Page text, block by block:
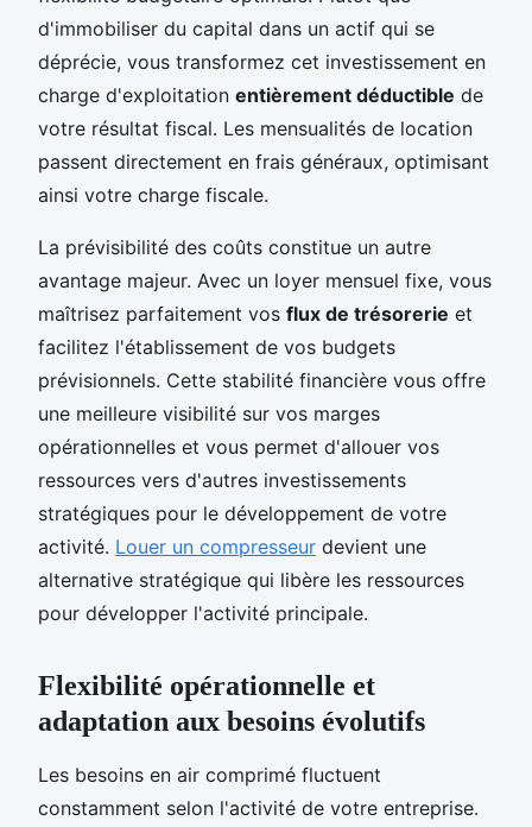
d'immobiliser du capital dans un actif qui se
déprécie, vous transformez cet investissement en
charge d'exploitation entièrement déductible de
votre résultat fiscal. Les mensualités de location
passent directement en frais généraux, optimisant
ainsi votre charge fiscale.
La prévisibilité des coûts constitue un autre
avantage majeur. Avec un loyer mensuel fixe, vous
maîtrisez parfaitement vos flux de trésorerie et
facilitez l'établissement de vos budgets
prévisionnels. Cette stabilité financière vous offre
une meilleure visibilité sur vos marges
opérationnelles et vous permet d'allouer vos
ressources vers d'autres investissements
stratégiques pour le développement de votre
activité. Louer un compresseur devient une
alternative stratégique qui libère les ressources
pour développer l'activité principale.
Flexibilité opérationnelle et
adaptation aux besoins évolutifs
Les besoins en air comprimé fluctuent
constamment selon l'activité de votre entreprise.